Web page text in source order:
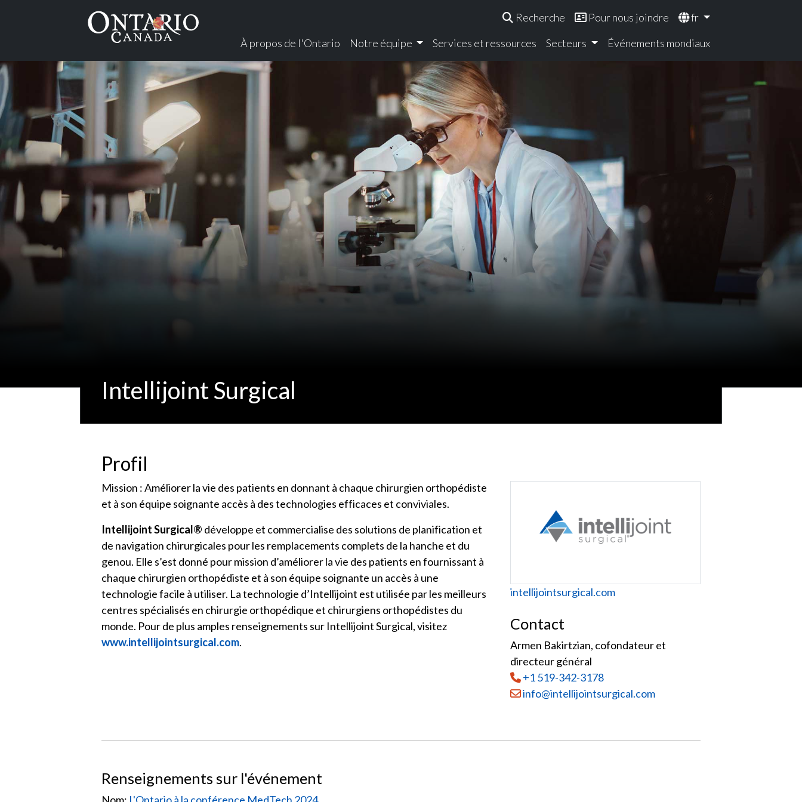
Recherche Pour nous joindre
fr
À propos de l'Ontario
Notre équipe Services et ressources Secteurs Événements mondiaux
Intellijoint Surgical
Profil
Mission : Améliorer la vie des patients en donnant à chaque chirurgien orthopédiste
et à son équipe soignante accès à des technologies efficaces et conviviales.
Intellijoint Surgical® développe et commercialise des solutions de planification et
de navigation chirurgicales pour les remplacements complets de la hanche et du
genou. Elle s’est donné pour mission d’améliorer la vie des patients en fournissant à
chaque chirurgien orthopédiste et à son équipe soignante un accès à une
technologie facile à utiliser. La technologie d’Intellijoint est utilisée par les meilleurs
centres spécialisés en chirurgie orthopédique et chirurgiens orthopédistes du
monde. Pour de plus amples renseignements sur Intellijoint Surgical, visitez
www.intellijointsurgical.com.
Website
intellijointsurgical.com
Contact
Armen Bakirtzian, cofondateur et
directeur général
Tél:
+1 519-342-3178
Courriel :
info@intellijointsurgical.com
Renseignements sur l'événement